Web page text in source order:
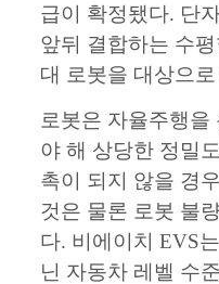
급이 확정됐다. 단
앞뒤 결합하는 수
대 로봇을 대상으
로봇은 자율주행을
야 해 상당한 정밀
촉이 되지 않을 경
것은 물론 로봇 불
다. 비에이치 EVS
닌 자동차 레벨 수